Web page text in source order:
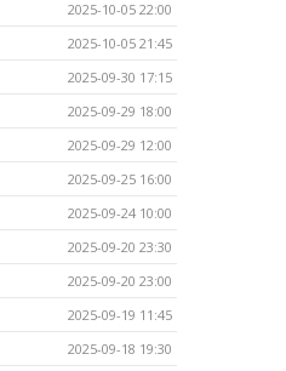
2025-10-05 22:00
2025-10-05 21:45
2025-09-30 17:15
2025-09-29 18:00
2025-09-29 12:00
2025-09-25 16:00
2025-09-24 10:00
2025-09-20 23:30
2025-09-20 23:00
2025-09-19 11:45
2025-09-18 19:30